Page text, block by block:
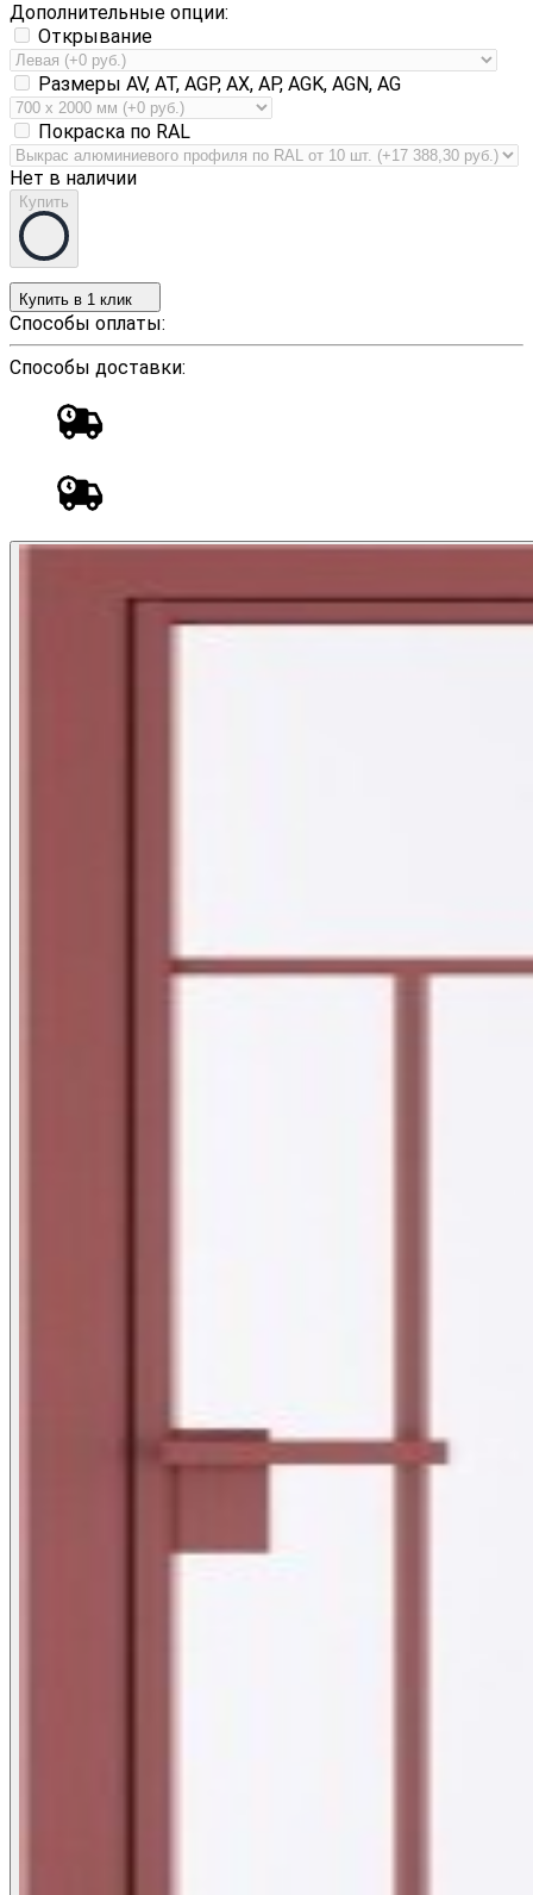
Дополнительные опции:
Открывание
Размеры AV, AT, AGP, AX, AP, AGK, AGN, AG
Покраска по RAL
Нет в наличии
Купить
Купить в 1 клик
Способы оплаты:
Способы доставки: